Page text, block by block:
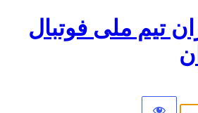
تیم ملی فوتبال